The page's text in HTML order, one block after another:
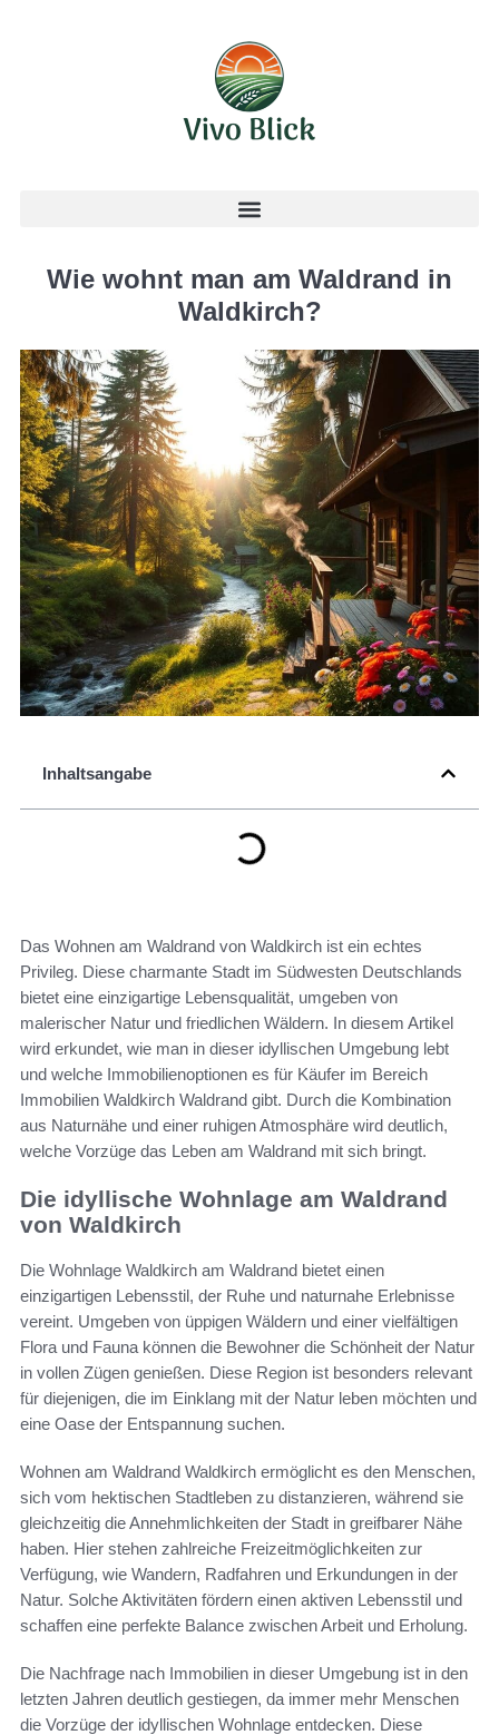
Wie wohnt man am Waldrand in
Waldkirch?
Inhaltsangabe
Das Wohnen am Waldrand von Waldkirch ist ein echtes
Privileg. Diese charmante Stadt im Südwesten Deutschlands
bietet eine einzigartige Lebensqualität, umgeben von
malerischer Natur und friedlichen Wäldern. In diesem Artikel
wird erkundet, wie man in dieser idyllischen Umgebung lebt
und welche Immobilienoptionen es für Käufer im Bereich
Immobilien Waldkirch Waldrand gibt. Durch die Kombination
aus Naturnähe und einer ruhigen Atmosphäre wird deutlich,
welche Vorzüge das Leben am Waldrand mit sich bringt.
Die idyllische Wohnlage am Waldrand
von Waldkirch
Die Wohnlage Waldkirch am Waldrand bietet einen
einzigartigen Lebensstil, der Ruhe und naturnahe Erlebnisse
vereint. Umgeben von üppigen Wäldern und einer vielfältigen
Flora und Fauna können die Bewohner die Schönheit der Natur
in vollen Zügen genießen. Diese Region ist besonders relevant
für diejenigen, die im Einklang mit der Natur leben möchten und
eine Oase der Entspannung suchen.
Wohnen am Waldrand Waldkirch ermöglicht es den Menschen,
sich vom hektischen Stadtleben zu distanzieren, während sie
gleichzeitig die Annehmlichkeiten der Stadt in greifbarer Nähe
haben. Hier stehen zahlreiche Freizeitmöglichkeiten zur
Verfügung, wie Wandern, Radfahren und Erkundungen in der
Natur. Solche Aktivitäten fördern einen aktiven Lebensstil und
schaffen eine perfekte Balance zwischen Arbeit und Erholung.
Die Nachfrage nach Immobilien in dieser Umgebung ist in den
letzten Jahren deutlich gestiegen, da immer mehr Menschen
die Vorzüge der idyllischen Wohnlage entdecken. Diese